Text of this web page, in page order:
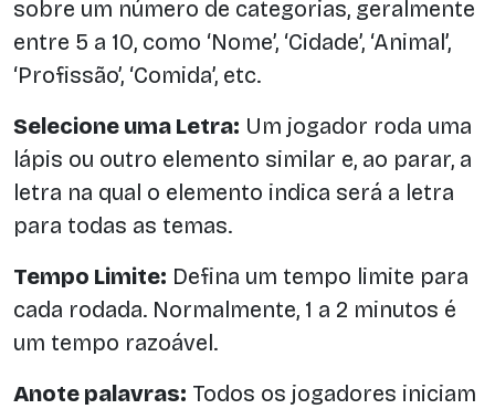
sobre um número de categorias, geralmente
entre 5 a 10, como ‘Nome’, ‘Cidade’, ‘Animal’,
‘Profissão’, ‘Comida’, etc.
Selecione uma Letra: Um jogador roda uma
lápis ou outro elemento similar e, ao parar, a
letra na qual o elemento indica será a letra
para todas as temas.
Tempo Limite: Defina um tempo limite para
cada rodada. Normalmente, 1 a 2 minutos é
um tempo razoável.
Anote palavras: Todos os jogadores iniciam